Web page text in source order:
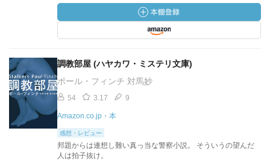
調教部屋 (ハヤカワ・ミステリ文庫)
ポール・フィンチ 対馬妙
54 3.17 9
Amazon.co.jp・本
感想・レビュー
邦題からは連想し難い真っ当な警察小説。 そういうの望んだ
人は拍子抜け。